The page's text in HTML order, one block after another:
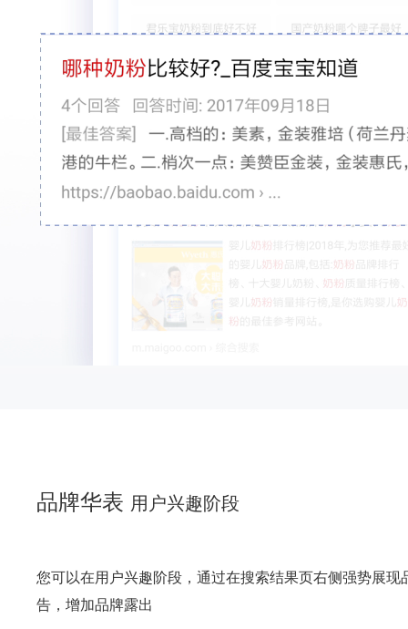
品牌华表 用户兴趣阶段
您可以在用户兴趣阶段，通过在搜索结果页右侧强势展现
告，增加品牌露出